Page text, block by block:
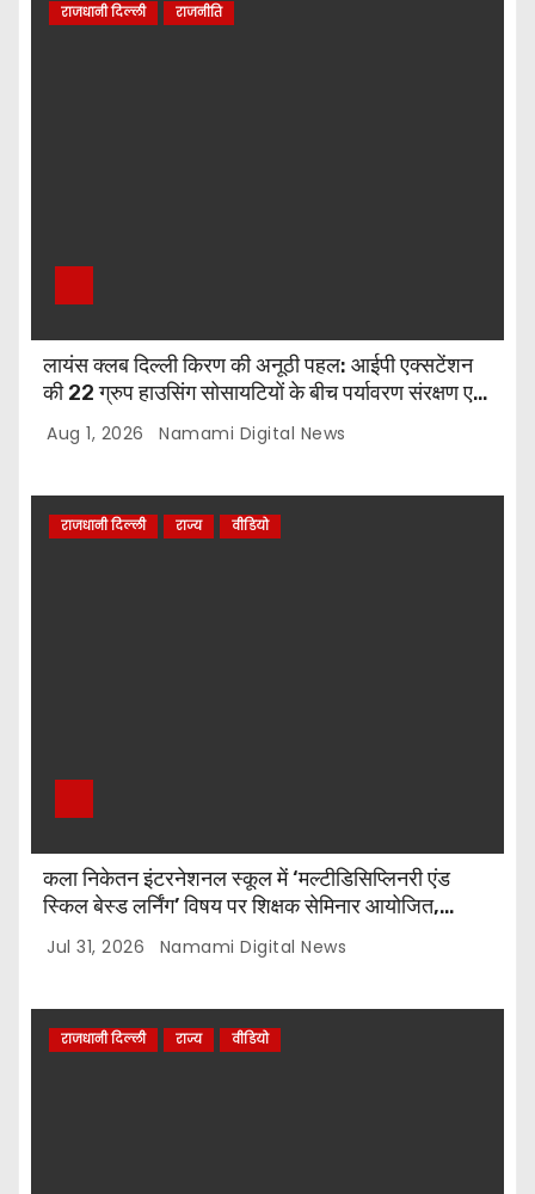
राजधानी दिल्ली राजनीति
लायंस क्लब दिल्ली किरण की अनूठी पहल: आईपी एक्सटेंशन
की 22 ग्रुप हाउसिंग सोसायटियों के बीच पर्यावरण संरक्षण एवं
पौधारोपण प्रतियोगिता, संयोजक लायन सुरेश बिंदल की अहम
भूमिका
Aug 1, 2026 Namami Digital News
राजधानी दिल्ली राज्य वीडियो
कला निकेतन इंटरनेशनल स्कूल में ‘मल्टीडिसिप्लिनरी एंड
स्किल बेस्ड लर्निंग’ विषय पर शिक्षक सेमिनार आयोजित,
टॉप-5 विजेताओं को किया गया सम्मानित
Jul 31, 2026 Namami Digital News
राजधानी दिल्ली राज्य वीडियो